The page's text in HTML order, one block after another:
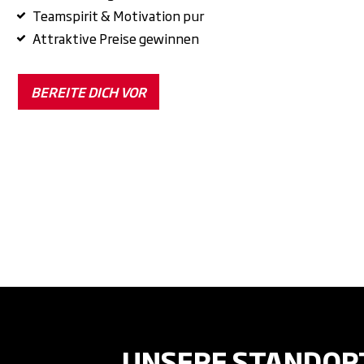
Teamspirit & Motivation pur
Attraktive Preise gewinnen
BEREITE DICH VOR